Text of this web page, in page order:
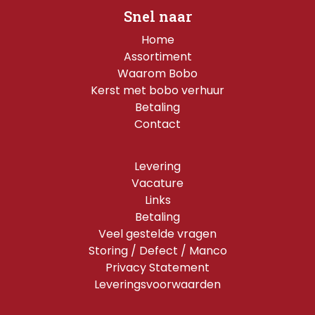
Snel naar
Home
Assortiment
Waarom Bobo
Kerst met bobo verhuur
Betaling
Contact
Levering
Vacature
Links
Betaling
Veel gestelde vragen
Storing / Defect / Manco
Privacy Statement
Leveringsvoorwaarden